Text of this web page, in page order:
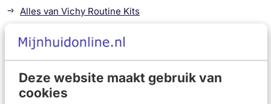
Deze website maakt gebruik van
cookies
Alles van Vichy Routine Kits
Beschrijving
Vichy Minèral 89 Ooggel 15ml
Vichy Minéral 89 Hydraterende Boost Crème 72 uur